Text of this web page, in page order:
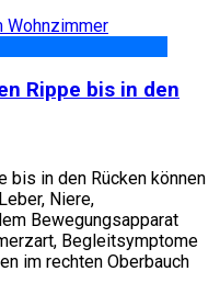
Rippe bis in den
bis in den Rücken können
Niere,
Bewegungsapparat
Begleitsymptome
im rechten Oberbauch